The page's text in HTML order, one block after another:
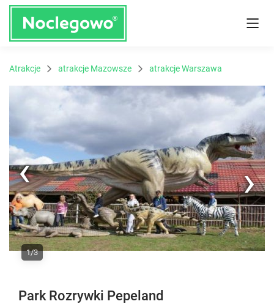
Atrakcje atrakcje Mazowsze atrakcje Warszawa
Next
1/3
Park Rozrywki Pepeland